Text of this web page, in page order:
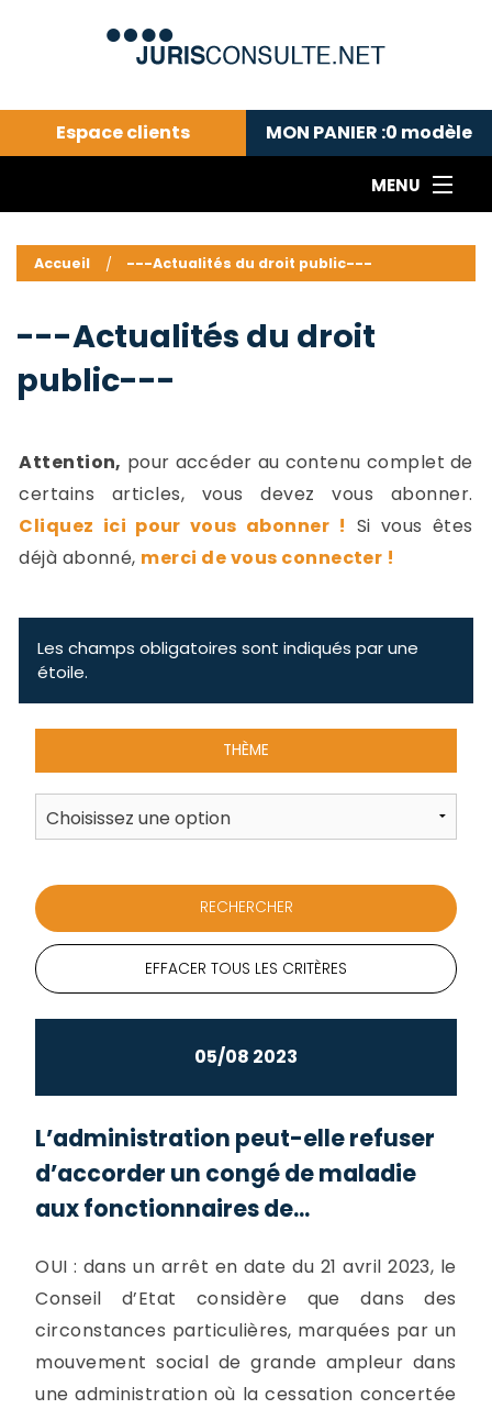
Espace clients MON PANIER :0 modèle
MENU
---Actualités du droit public---
Droit pénal---
Droit privé ---
Abonnement aux actualités
Accueil ---Actualités du droit public---
---Actualités du droit
public---
Attention, pour accéder au contenu complet de
certains articles, vous devez vous abonner.
Cliquez ici pour vous abonner ! Si vous êtes
déjà abonné, merci de vous connecter !
Les champs obligatoires sont indiqués par une
étoile.
THÈME
EFFACER TOUS LES CRITÈRES
05/08 2023
L’administration peut-elle refuser
d’accorder un congé de maladie
aux fonctionnaires de...
OUI : dans un arrêt en date du 21 avril 2023, le
Conseil d’Etat considère que dans des
circonstances particulières, marquées par un
mouvement social de grande ampleur dans
une administration où la cessation concertée